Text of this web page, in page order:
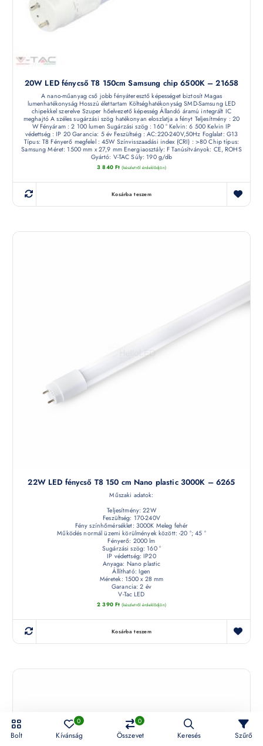
20W LED fénycső T8 150cm Samsung chip 6500K – 21658
A nano-műanyag cső jobb fényáteresztő képességet biztosít Magas
lumenhatékonyság Hosszú élettartam Költséghatékonyság SMD-Samsung LED
chipekkel szerelve Szuper hőelvezető képesség Állandó áramú integrált IC
meghajtó A széles sugárzási szög hatékonyan eloszlatja a fényt Teljesítmény : 20
W Fényáram : 2 100 lumen Sugárzási szög : 160 ° Kelvin: 6 500 Kelvin IP
védettség : IP 20 Garancia: 5 év Feszültség : AC:220-240V,50Hz Foglalat: G13
Típus: T8 Fényerő megfelel : 45W Színvisszaadási index (CRI) : >80 Chip típus:
Samsung Méret: 1500 mm x 27,9 mm Energiaosztály: F Tanúsítványok: CE, ROHS
Gyártó: V-TAC Súly: 190 g/db
3 840 Ft (készletről érdeklődjön)
Kosárba teszem
22W LED fénycső T8 150 cm Nano plastic 3000K – 6265
Műszaki adatok:
Teljesítmény: 22W
Feszültség: 170-240V
Fény színhőmérséklet: 3000K Meleg fehér
Működés normál üzemi körülmények között: -20 °; 45 °
Fényerő: 2000 lm
Sugárzási szög: 160 °
IP védettség: IP20
Anyaga: Nano plastic
Állítható: Igen
Méretek: 1500 x 28 mm
Garancia: 2 év
V-Tac LED
2 390 Ft (készletről érdeklődjön)
Kosárba teszem
Bolt
0
Kívánság
0
Összevet Keresés Szűrő